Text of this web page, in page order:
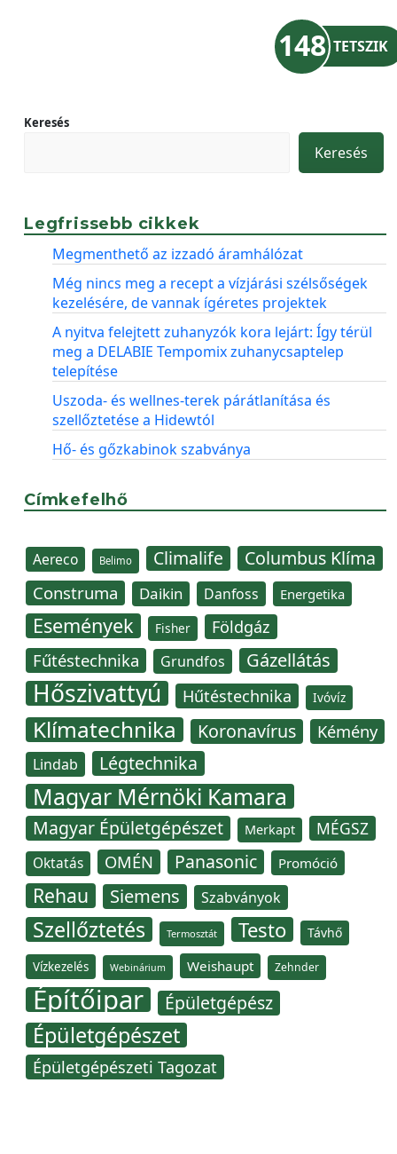
148 TETSZIK
Keresés
Keresés
Legfrissebb cikkek
Megmenthető az izzadó áramhálózat
Még nincs meg a recept a vízjárási szélsőségek
kezelésére, de vannak ígéretes projektek
A nyitva felejtett zuhanyzók kora lejárt: Így térül
meg a DELABIE Tempomix zuhanycsaptelep
telepítése
Uszoda- és wellnes-terek párátlanítása és
szellőztetése a Hidewtól
Hő- és gőzkabinok szabványa
Címkefelhő
Aereco Belimo Climalife Columbus Klíma
Construma Daikin Danfoss Energetika
Események Fisher Földgáz
Fűtéstechnika Grundfos Gázellátás
Hőszivattyú Hűtéstechnika Ivóvíz
Klímatechnika Koronavírus Kémény
Lindab Légtechnika
Magyar Mérnöki Kamara
Magyar Épületgépészet Merkapt MÉGSZ
Oktatás OMÉN Panasonic Promóció
Rehau Siemens Szabványok
Szellőztetés Termosztát Testo Távhő
Vízkezelés Webinárium Weishaupt Zehnder
Építőipar Épületgépész
Épületgépészet
Épületgépészeti Tagozat